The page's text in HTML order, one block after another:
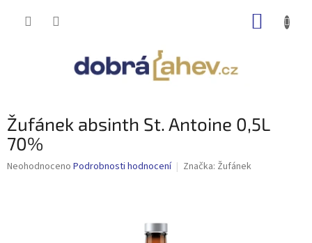
Žufánek absinth St. Antoine 0,5L
70%
Průměrné
Neohodnoceno Podrobnosti hodnocení Značka: Žufánek